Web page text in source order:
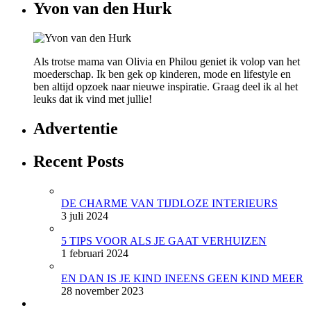
Yvon van den Hurk
Als trotse mama van Olivia en Philou geniet ik volop van het
moederschap. Ik ben gek op kinderen, mode en lifestyle en
ben altijd opzoek naar nieuwe inspiratie. Graag deel ik al het
leuks dat ik vind met jullie!
Advertentie
Recent Posts
DE CHARME VAN TIJDLOZE INTERIEURS
3 juli 2024
5 TIPS VOOR ALS JE GAAT VERHUIZEN
1 februari 2024
EN DAN IS JE KIND INEENS GEEN KIND MEER
28 november 2023